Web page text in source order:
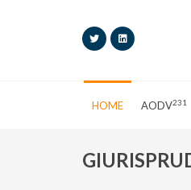
HOME AODV231